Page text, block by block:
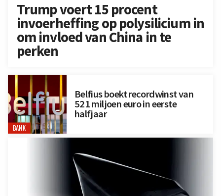
Trump voert 15 procent
invoerheffing op polysilicium in
om invloed van China in te
perken
BANK
Belfius boekt recordwinst van
521 miljoen euro in eerste
halfjaar